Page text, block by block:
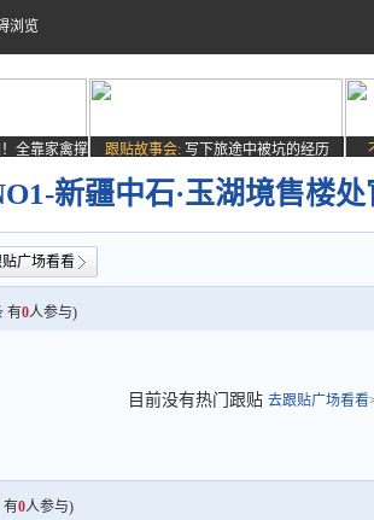
浏览
全靠家禽撑
跟贴故事会: 写下旅途中被坑的经历
新疆中石·玉湖境售楼
广场看看
有0人参与)
目前没有热门跟贴 去跟贴广场看看
有0人参与)